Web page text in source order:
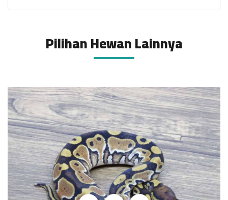
Pilihan Hewan Lainnya